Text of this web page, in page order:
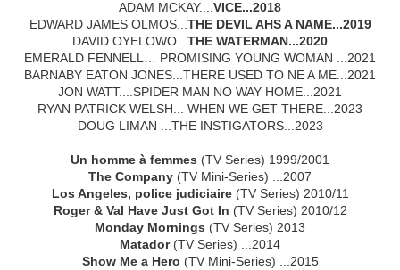
ADAM MCKAY.... VICE...2018
EDWARD JAMES OLMOS... THE DEVIL AHS A NAME...2019
DAVID OYELOWO... THE WATERMAN...2020
EMERALD FENNELL… PROMISING YOUNG WOMAN ...2021
BARNABY EATON JONES...THERE USED TO NE A ME...2021
JON WATT....SPIDER MAN NO WAY HOME...2021
RYAN PATRICK WELSH... WHEN WE GET THERE...2023
DOUG LIMAN ...THE INSTIGATORS...2023
Un homme à femmes (TV Series) 1999/2001
The Company (TV Mini-Series) ...2007
Los Angeles, police judiciaire(TV Series) 2010/11
Roger & Val Have Just Got In (TV Series) 2010/12
Monday Mornings (TV Series) 2013
Matador(TV Series) ...2014
Show Me a Hero (TV Mini-Series) ...2015